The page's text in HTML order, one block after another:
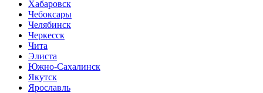
Хабаровск
Чебоксары
Челябинск
Черкесск
Чита
Элиста
Южно-Сахалинск
Якутск
Ярославль